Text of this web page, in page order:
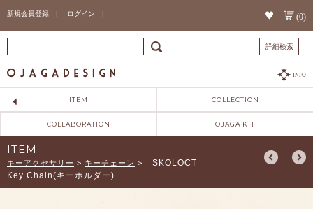
新規会員登録 | ログイン | (0)
詳細検索
INFO
ITEM COLLECTION
COLLABORATION OJAGA KIT
ITEM
キーアクセサリー > キーチェーン >
SKOLOCT
Key Chain(キーホルダー)